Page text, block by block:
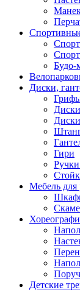
Будо-
Диски,
Гири
Мебель для
Детские